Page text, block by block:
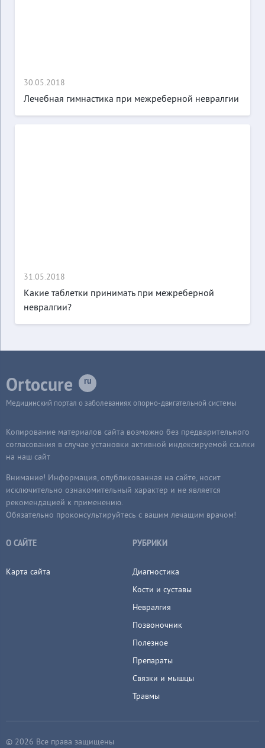
30.05.2018
Лечебная гимнастика при межреберной невралгии
31.05.2018
Какие таблетки принимать при межреберной
невралгии?
Ortocure
Медицинский портал о заболеваниях опорно-двигательной системы
Копирование материалов сайта возможно без предварительного
согласования в случае установки активной индексируемой ссылки
на наш сайт
Внимание! Информация, опубликованная на сайте, носит
исключительно ознакомительный характер и не является
рекомендацией к применению.
Обязательно проконсультируйтесь с вашим лечащим врачом!
О САЙТЕ
Карта сайта
РУБРИКИ
Диагностика
Кости и суставы
Невралгия
Позвоночник
Полезное
Препараты
Связки и мышцы
Травмы
© 2026 Все права защищены